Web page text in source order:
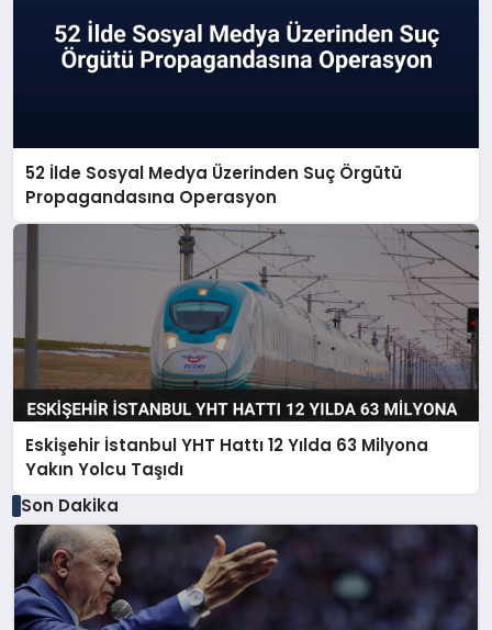
52 İlde Sosyal Medya Üzerinden Suç Örgütü
Propagandasına Operasyon
Eskişehir İstanbul YHT Hattı 12 Yılda 63 Milyona
Yakın Yolcu Taşıdı
Son Dakika